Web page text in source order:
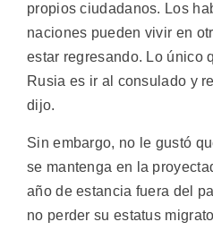
propios ciudadanos. Los
naciones pueden vivir en
estar regresando. Lo único
Rusia es ir al consulado y
dijo.
Sin embargo, no le gustó
se mantenga en la
año de estancia fuera del
no perder su estatus